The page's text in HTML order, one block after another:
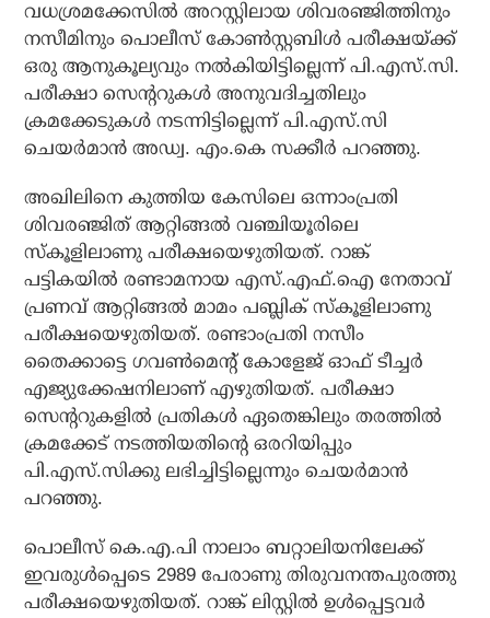
വധശ്രമക്കേസില്‍ അറസ്റ്റിലായ ശിവരഞ്ജിത്തിനും
നസീമിനും പൊലീസ് കോണ്‍സ്റ്റബിള്‍ പരീക്ഷയ്ക്ക്
ഒരു ആനുകൂല്യവും നല്‍കിയിട്ടില്ലെന്ന് പി.എസ്.സി.
പരീക്ഷാ സെന്ററുകള്‍ അനുവദിച്ചതിലും
ക്രമക്കേടുകള്‍ നടന്നിട്ടില്ലെന്ന് പി.എസ്.സി
ചെയര്‍മാന്‍ അഡ്വ. എം.കെ സക്കീര്‍ പറഞ്ഞു.
അഖിലിനെ കുത്തിയ കേസിലെ ഒന്നാംപ്രതി
ശിവരഞ്ജിത് ആറ്റിങ്ങല്‍ വഞ്ചിയൂരിലെ
സ്‌കൂളിലാണു പരീക്ഷയെഴുതിയത്. റാങ്ക്
പട്ടികയില്‍ രണ്ടാമനായ എസ്.എഫ്.ഐ നേതാവ്
പ്രണവ് ആറ്റിങ്ങല്‍ മാമം പബ്ലിക് സ്‌കൂളിലാണു
പരീക്ഷയെഴുതിയത്. രണ്ടാംപ്രതി നസീം
തൈക്കാട്ടെ ഗവണ്‍മെന്റ് കോളേജ് ഓഫ് ടീച്ചര്‍
എജ്യുക്കേഷനിലാണ് എഴുതിയത്. പരീക്ഷാ
സെന്ററുകളില്‍ പ്രതികള്‍ ഏതെങ്കിലും തരത്തില്‍
ക്രമക്കേട് നടത്തിയതിന്റെ ഒരറിയിപ്പും
പി.എസ്.സിക്കു ലഭിച്ചിട്ടില്ലെന്നും ചെയര്‍മാന്‍
പറഞ്ഞു.
പൊലീസ് കെ.എ.പി നാലാം ബറ്റാലിയനിലേക്ക്
ഇവരുള്‍പ്പെടെ 2989 പേരാണു തിരുവനന്തപുരത്തു
പരീക്ഷയെഴുതിയത്. റാങ്ക് ലിസ്റ്റില്‍ ഉള്‍പ്പെട്ടവര്‍